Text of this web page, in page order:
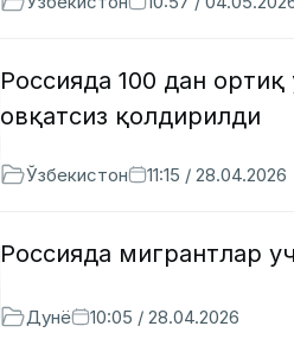
Россияда 100 дан
овқатсиз қолдирилди
Ўзбекистон 11:15 / 28.04.2026
Россияда мигрантлар
Дунё 10:05 / 28.04.2026